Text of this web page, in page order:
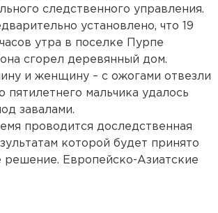
следственного управления.
установлено, что 19
утра в поселке Пурпе
сгорел деревянный дом.
и женщину – с ожогами отвезли
пятилетнего мальчика удалось
завалами.
проводится доследственная
которой будет принято
решение. Европейско-Азиатские